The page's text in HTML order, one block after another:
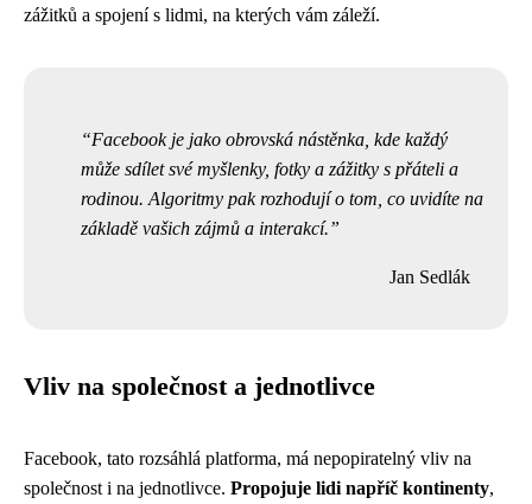
zážitků a spojení s lidmi, na kterých vám záleží.
Facebook je jako obrovská nástěnka, kde každý
může sdílet své myšlenky, fotky a zážitky s přáteli a
rodinou. Algoritmy pak rozhodují o tom, co uvidíte na
základě vašich zájmů a interakcí.
Jan Sedlák
Vliv na společnost a jednotlivce
Facebook, tato rozsáhlá platforma, má nepopiratelný vliv na
společnost i na jednotlivce. Propojuje lidi napříč kontinenty,